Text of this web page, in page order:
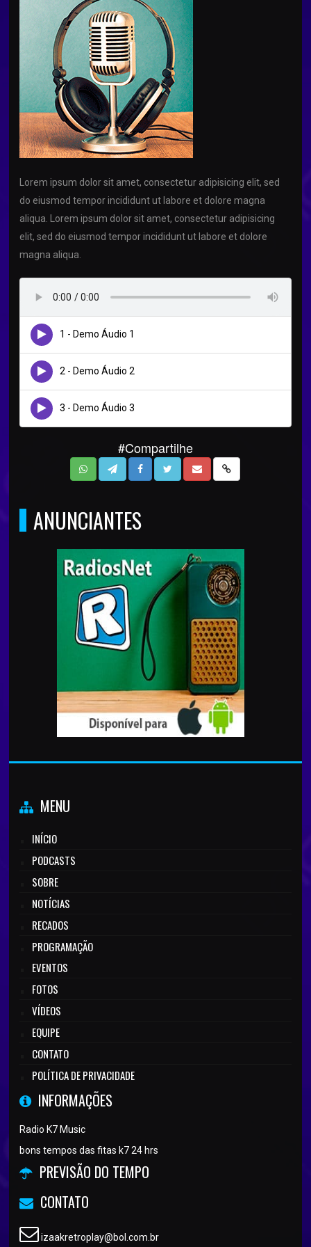
Lorem ipsum dolor sit amet, consectetur adipisicing elit, sed
do eiusmod tempor incididunt ut labore et dolore magna
aliqua. Lorem ipsum dolor sit amet, consectetur adipisicing
elit, sed do eiusmod tempor incididunt ut labore et dolore
magna aliqua.
1 - Demo Áudio 1
2 - Demo Áudio 2
3 - Demo Áudio 3
#Compartilhe
ANUNCIANTES
MENU
INÍCIO
PODCASTS
SOBRE
NOTÍCIAS
RECADOS
PROGRAMAÇÃO
EVENTOS
FOTOS
VÍDEOS
EQUIPE
CONTATO
POLÍTICA DE PRIVACIDADE
INFORMAÇÕES
Radio K7 Music
bons tempos das fitas k7 24 hrs
PREVISÃO DO TEMPO
CONTATO
izaakretroplay@bol.com.br